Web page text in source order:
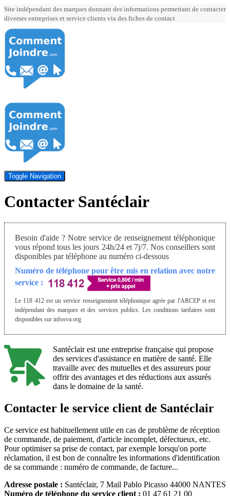
Site indépendant des marques donnant des informations permettant de contacter
diverses entreprises et service clients via des fiches de contact
Toggle Navigation
Contacter Santéclair
Besoin d'aide ? Notre service de renseignement téléphonique
vous répond tous les jours 24h/24 et 7j/7. Nos conseillers sont
disponibles par téléphone au numéro ci-dessous
Numéro de téléphone pour être mis en relation avec notre
service :
Le 118 412 est un service renseignement téléphonique agrée par l'ARCEP et est
indépendant des marques et des services publics. Les conditions tarifaires sont
disponibles sur infosva.org
Santéclair est une entreprise française qui propose
des services d'assistance en matière de santé. Elle
travaille avec des mutuelles et des assureurs pour
offrir des avantages et des réductions aux assurés
dans le domaine de la santé.
Contacter le service client de Santéclair
Ce service est habituellement utile en cas de problème de réception
de commande, de paiement, d'article incomplet, défectueux, etc.
Pour optimiser sa prise de contact, par exemple lorsqu'on porte
réclamation, il est bon de connaître les informations d'identification
de sa commande : numéro de commande, de facture...
Adresse postale : Santéclair, 7 Mail Pablo Picasso 44000 NANTES
Numéro de téléphone du service client : 01 47 61 21 00